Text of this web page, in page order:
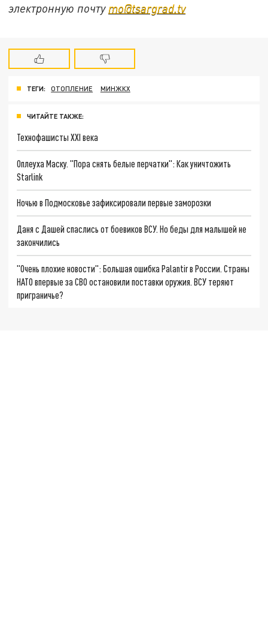
электронную почту mo@tsargrad.tv
ТЕГИ: ОТОПЛЕНИЕ МИНЖКХ
ЧИТАЙТЕ ТАКЖЕ:
Технофашисты XXI века
Оплеуха Маску. "Пора снять белые перчатки": Как уничтожить
Starlink
Ночью в Подмосковье зафиксировали первые заморозки
Даня с Дашей спаслись от боевиков ВСУ. Но беды для малышей не
закончились
"Очень плохие новости": Большая ошибка Palantir в России. Страны
НАТО впервые за СВО остановили поставки оружия. ВСУ теряют
приграничье?